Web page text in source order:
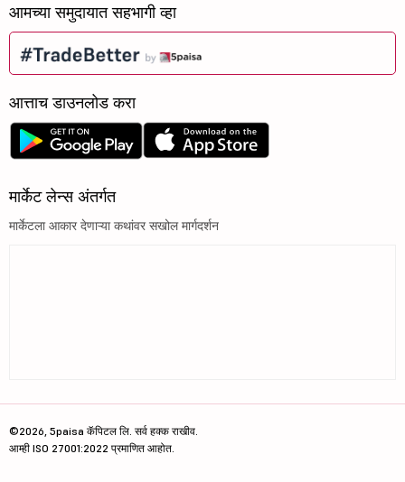
आमच्या समुदायात सहभागी व्हा
आत्ताच डाउनलोड करा
मार्केट लेन्स अंतर्गत
मार्केटला आकार देणाऱ्या कथांवर सखोल मार्गदर्शन
©2026, 5paisa कॅपिटल लि. सर्व हक्क राखीव.
आम्ही ISO 27001:2022 प्रमाणित आहोत.